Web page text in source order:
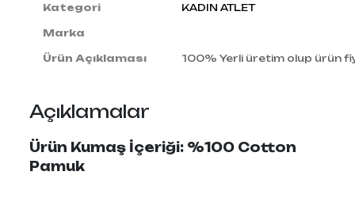
Kategori KADIN ATLET
Marka
Ürün Açıklaması 100% Yerli üretim olup ürün
Açıklamalar
Ürün Kumaş İçeriği: %100 Cotton
Pamuk